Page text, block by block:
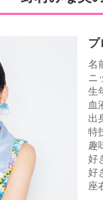
プ
名
ニ
生
血
出
特
趣
好
好
座